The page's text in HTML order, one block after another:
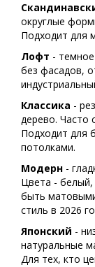
округлые
Подходит для
Лофт -
без фасадов,
Классика -
дерево. Часто
Подходит для
потолками.
Модерн -
Цвета -
быть
стиль в 2026
Японский -
натуральные
Для тех, кто